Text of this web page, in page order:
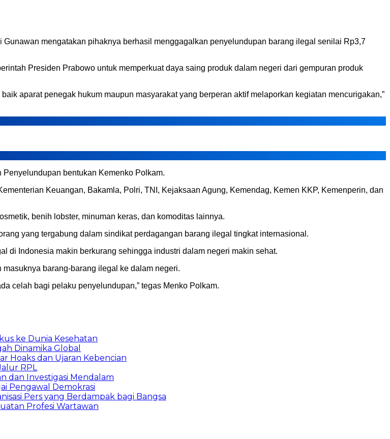
mengatakan pihaknya berhasil menggagalkan penyelundupan barang ilegal senilai Rp3,7
Presiden Prabowo untuk memperkuat daya saing produk dalam negeri dari gempuran produk
aparat penegak hukum maupun masyarakat yang berperan aktif melaporkan kegiatan mencurigakan,”
bentukan Kemenko Polkam.
Keuangan, Bakamla, Polri, TNI, Kejaksaan Agung, Kemendag, Kemen KKP, Kemenperin, dan
benih lobster, minuman keras, dan komoditas lainnya.
yang tergabung dalam sindikat perdagangan barang ilegal tingkat internasional.
di Indonesia makin berkurang sehingga industri dalam negeri makin sehat.
barang-barang ilegal ke dalam negeri.
celah bagi pelaku penyelundupan,” tegas Menko Polkam.
ke Dunia Kesehatan
Dinamika Global
Hoaks dan Ujaran Kebencian
RPL
dan Investigasi Mendalam
Pengawal Demokrasi
Pers yang Berdampak bagi Bangsa
Profesi Wartawan